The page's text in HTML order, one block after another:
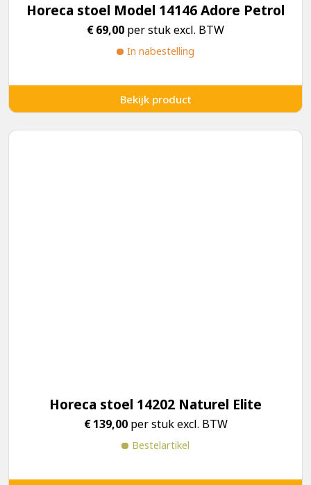
Horeca stoel Model 14146 Adore Petrol
€69,00 per stuk excl. BTW
In nabestelling
Bekijk product
Horeca stoel 14202 Naturel Elite
€ 139,00per stuk excl. BTW
Bestelartikel